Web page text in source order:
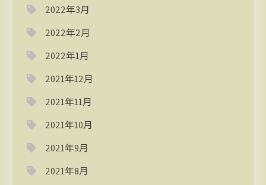
2022年3月
2022年2月
2022年1月
2021年12月
2021年11月
2021年10月
2021年9月
2021年8月